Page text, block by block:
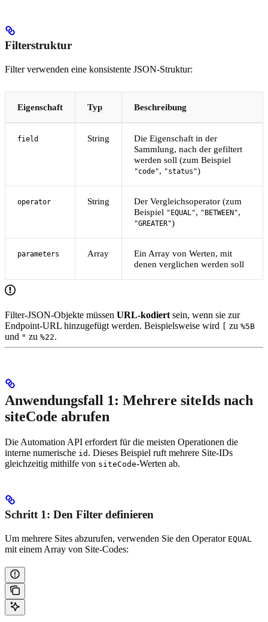
Filterstruktur
Filter verwenden eine konsistente JSON-Struktur:
Eigenschaft Typ Beschreibung
field String
Die Eigenschaft in der
Sammlung, nach der gefiltert
werden soll (zum Beispiel
"code", "status")
operator String
Der Vergleichsoperator (zum
Beispiel "EQUAL", "BETWEEN",
"GREATER")
parameters Array
Ein Array von Werten, mit
denen verglichen werden soll
Filter-JSON-Objekte müssen URL-kodiert sein, wenn sie zur
Endpoint-URL hinzugefügt werden. Beispielsweise wird [ zu %5B
und " zu %22.
Anwendungsfall 1: Mehrere siteIds nach
siteCode abrufen
Die Automation API erfordert für die meisten Operationen die
interne numerische id . Dieses Beispiel ruft mehrere Site-IDs
gleichzeitig mithilfe von siteCode-Werten ab.
Schritt 1: Den Filter definieren
Um mehrere Sites abzurufen, verwenden Sie den Operator EQUAL
mit einem Array von Site-Codes: